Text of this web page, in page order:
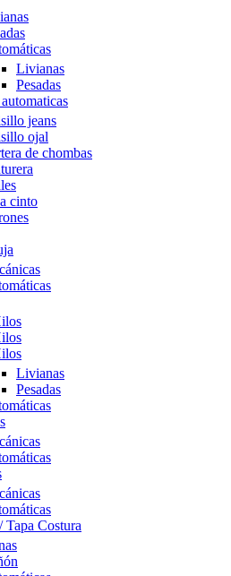
Livianas
Pesadas
jeans
ojal
de chombas
cinto
Livianas
Pesadas
Tapa Costura